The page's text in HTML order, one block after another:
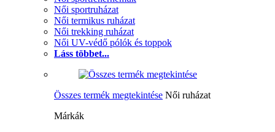
Női sportruházat
Női termikus ruházat
Női trekking ruházat
Női UV-védő pólók és toppok
Láss többet...
Összes termék megtekintése Női ruházat
Márkák